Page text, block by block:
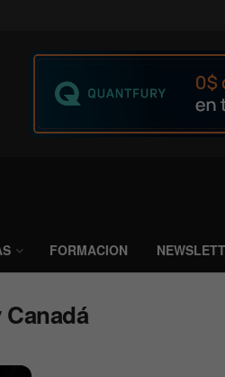
FORMACION
Canadá